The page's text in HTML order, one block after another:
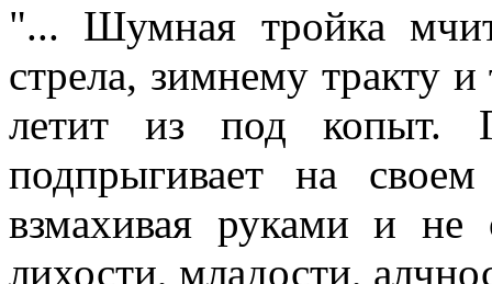
"... Шумная тройка
стрела, зимнему тракту
летит из под копыт.
подпрыгивает на
взмахивая руками и не
лихости, младости,